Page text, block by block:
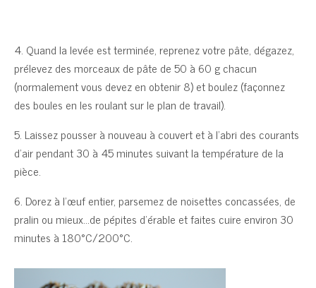
4. Quand la levée est terminée, reprenez votre pâte, dégazez,
prélevez des morceaux de pâte de 50 à 60 g chacun
(normalement vous devez en obtenir 8) et boulez (façonnez
des boules en les roulant sur le plan de travail).
5. Laissez pousser à nouveau à couvert et à l’abri des courants
d’air pendant 30 à 45 minutes suivant la température de la
pièce.
6. Dorez à l’œuf entier, parsemez de noisettes concassées, de
pralin ou mieux…de pépites d’érable et faites cuire environ 30
minutes à 180°C/200°C.